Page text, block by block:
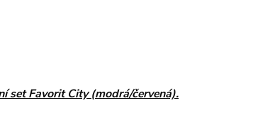
set Favorit City (modrá/červená).